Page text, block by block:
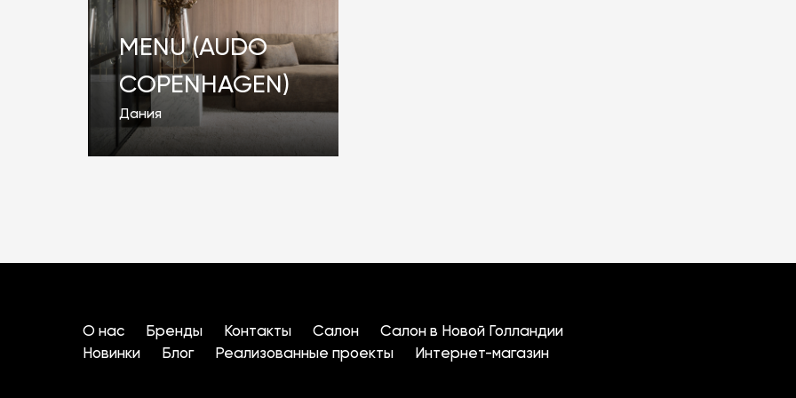
MENU (AUDO
COPENHAGEN)
Дания
О нас Бренды Контакты Салон
Салон в Новой Голландии
Новинки
Блог Реализованные проекты Интернет-магазин